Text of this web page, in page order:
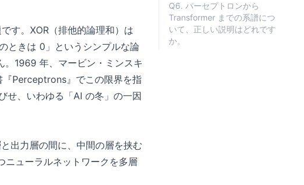
す。XOR（排他的論理和）は
ときは 0」というシンプルな論
。1969 年、マービン・ミンスキ
Perceptrons』でこの限界を指
せ、いわゆる「AI の冬」の一因
出力層の間に、中間の層を挟む
ューラルネットワークを多層
Q6. パーセプトロンから
Transformer までの系譜につ
いて、正しい説明はどれです
か。